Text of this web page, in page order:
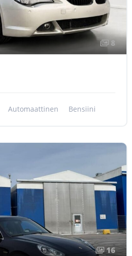
8
Automaattinen Bensiini
16